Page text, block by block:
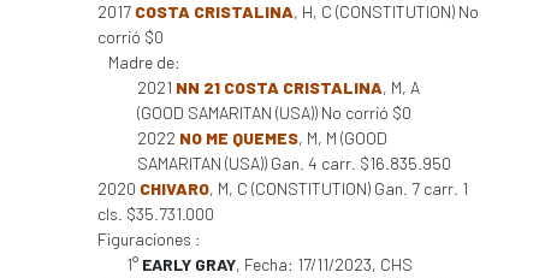
2017 COSTA CRISTALINA, H, C (CONSTITUTION) No
corrió $0
Madre de:
2021 NN 21 COSTA CRISTALINA, M, A
(GOOD SAMARITAN (USA)) No corrió $0
2022 NO ME QUEMES, M, M (GOOD
SAMARITAN (USA)) Gan. 4 carr. $16.835.950
2020 CHIVARO, M, C (CONSTITUTION) Gan. 7 carr. 1
cls. $35.731.000
Figuraciones :
1° EARLY GRAY, Fecha: 17/11/2023, CHS